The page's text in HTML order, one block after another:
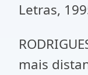
Letras,
mais